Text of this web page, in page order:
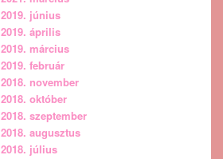
2019. június
2019. április
2019. március
2019. február
2018. november
2018. október
2018. szeptember
2018. augusztus
2018. július